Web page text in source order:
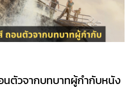
อนตัวจากบทบาทผู้กำกับหนัง